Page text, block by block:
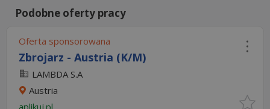
Podobne oferty pracy
Oferta sponsorowana
Zbrojarz - Austria (K/M)
LAMBDA S.A
Austria
aplikuj.pl